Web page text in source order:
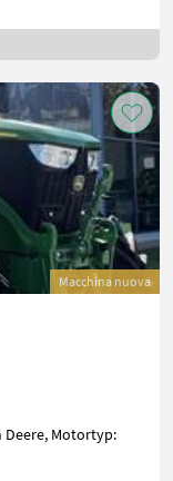
Macchina nuova